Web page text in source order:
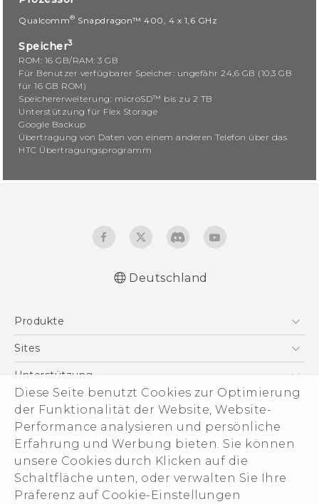
Diese Seite benutzt Cookies zur Optimierung
der Funktionalität der Website, Website-
Performance analysieren und persönliche
Erfahrung und Werbung bieten. Sie können
unsere Cookies durch Klicken auf die
Schaltfläche unten, oder verwalten Sie Ihre
Präferenz auf Cookie-Einstellungen
Qualcomm® Snapdragon™ 400, 4 x 1,6 GHz
Speicher3
ROM: 16 GB/RAM: 3 GB
Für Benutzer verfügbarer Speicher: ungefähr 24,6 GB (10,3 GB
für 16 GB ROM)
Speichererweiterung: microSD™ bis zu 2 TB
Unterstützung für Flex Storage
Google Backup
Übertragung von Daten von einem anderen Telefon über das
HTC Übertragungsprogramm
Deutschland
Produkte
Smartphones
VIVE
Zubehör
Sites
HTC Dev
HTC Vive
Unterstützung
Unterstützung
eCommerce Support
Über HTC
ESG
Impressum
Investor
Cookie Preferences